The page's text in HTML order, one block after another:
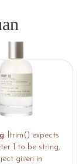
: ltrim() expects
1 to be string,
given in